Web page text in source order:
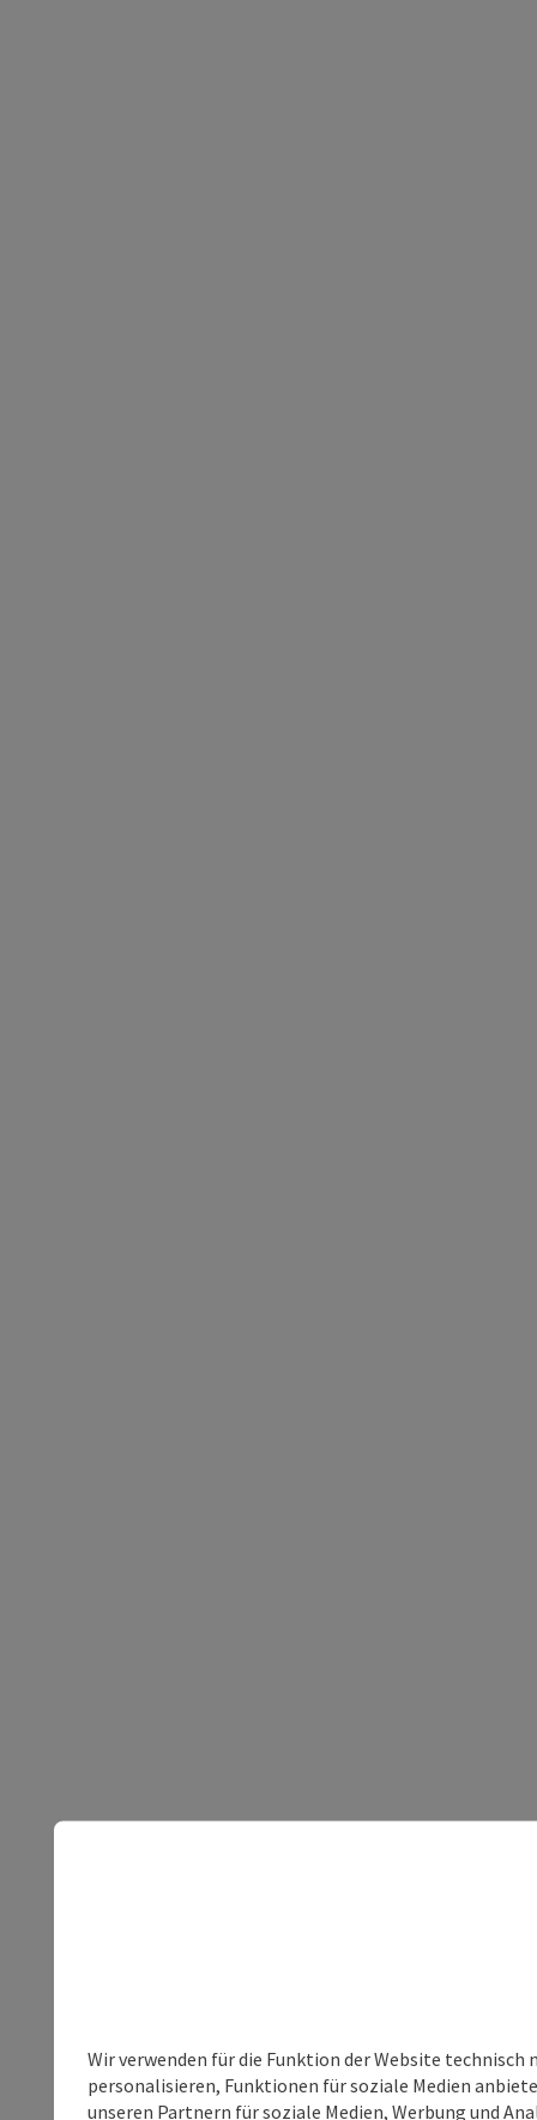
Wir verwenden für die Funktion der Website
personalisieren, Funktionen für soziale Medien
unseren Partnern für soziale Medien, Werbung und